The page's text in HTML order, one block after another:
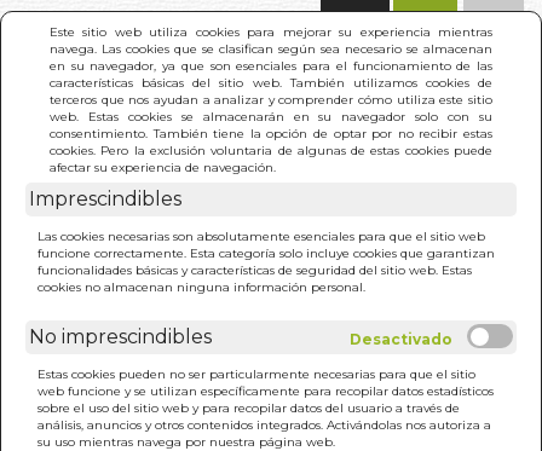
Este sitio web utiliza cookies para mejorar su experiencia mientras
navega. Las cookies que se clasifican según sea necesario se almacenan
en su navegador, ya que son esenciales para el funcionamiento de las
características básicas del sitio web. También utilizamos cookies de
terceros que nos ayudan a analizar y comprender cómo utiliza este sitio
web. Estas cookies se almacenarán en su navegador solo con su
consentimiento. También tiene la opción de optar por no recibir estas
cookies. Pero la exclusión voluntaria de algunas de estas cookies puede
afectar su experiencia de navegación.
Imprescindibles
Las cookies necesarias son absolutamente esenciales para que el sitio web
funcione correctamente. Esta categoría solo incluye cookies que garantizan
funcionalidades básicas y características de seguridad del sitio web. Estas
cookies no almacenan ninguna información personal.
No imprescindibles
Estas cookies pueden no ser particularmente necesarias para que el sitio
web funcione y se utilizan específicamente para recopilar datos estadísticos
sobre el uso del sitio web y para recopilar datos del usuario a través de
análisis, anuncios y otros contenidos integrados. Activándolas nos autoriza a
su uso mientras navega por nuestra página web.
INICIO > TAROT DRAGON